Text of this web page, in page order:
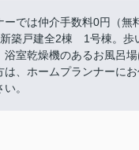
ーでは仲介手数料0円（
築戸建全2棟 1号棟。歩
浴室乾燥機のあるお風呂
は、ホームプランナーに
。